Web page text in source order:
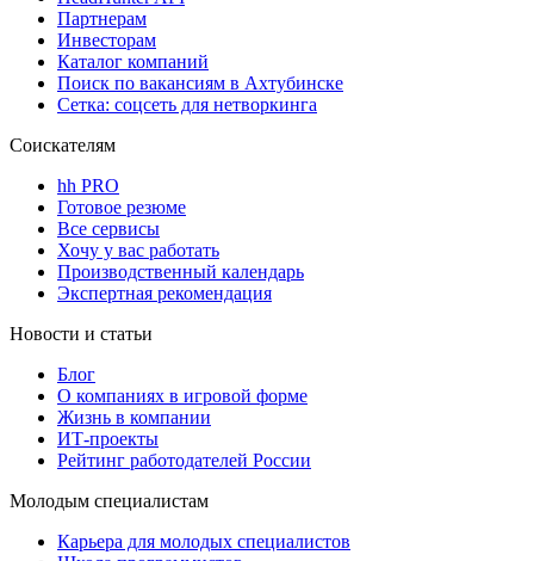
Партнерам
Инвесторам
Каталог компаний
Поиск по вакансиям в Ахтубинске
Сетка: соцсеть для нетворкинга
Соискателям
hh PRO
Готовое резюме
Все сервисы
Хочу у вас работать
Производственный календарь
Экспертная рекомендация
Новости и статьи
Блог
О компаниях в игровой форме
Жизнь в компании
ИТ-проекты
Рейтинг работодателей России
Молодым специалистам
Карьера для молодых специалистов